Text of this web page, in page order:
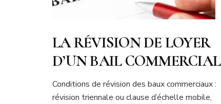
LA RÉVISION DE LOYER
D’UN BAIL COMMERCIAL
Conditions de révision des baux commerciaux :
révision triennale ou clause d’échelle mobile,